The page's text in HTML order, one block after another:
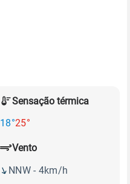
Sensação térmica
18°25°
Vento
NNW - 4km/h